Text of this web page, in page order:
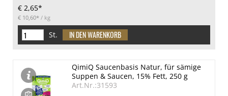
€ 2,65*
€ 10,60* / kg
St.
QimiQ Saucenbasis Natur, für sämige
Suppen & Saucen, 15% Fett, 250 g
Art.Nr.:31593